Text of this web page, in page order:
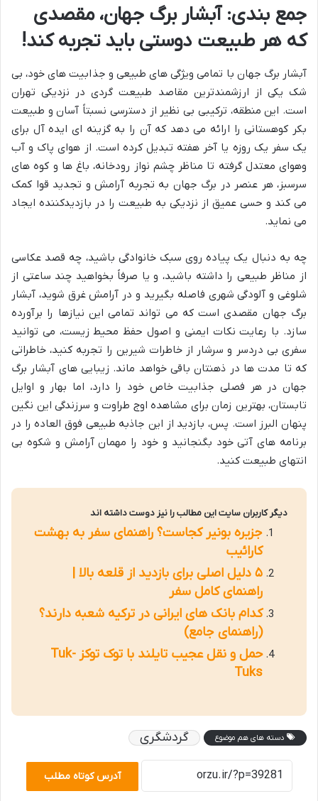
جمع بندی: آبشار برگ جهان، مقصدی
که هر طبیعت دوستی باید تجربه کند!
آبشار برگ جهان با تمامی ویژگی های طبیعی و جذابیت های خود، بی
شک یکی از ارزشمندترین مقاصد طبیعت گردی در نزدیکی تهران
است. این منطقه، ترکیبی بی نظیر از دسترسی نسبتاً آسان و طبیعت
بکر کوهستانی را ارائه می دهد که آن را به گزینه ای ایده آل برای
یک سفر یک روزه یا آخر هفته تبدیل کرده است. از هوای پاک و آب
وهوای معتدل گرفته تا مناظر چشم نواز رودخانه، باغ ها و کوه های
سرسبز، هر عنصر در برگ جهان به تجربه آرامش و تجدید قوا کمک
می کند و حسی عمیق از نزدیکی به طبیعت را در بازدیدکننده ایجاد
می نماید.
چه به دنبال یک پیاده روی سبک خانوادگی باشید، چه قصد عکاسی
از مناظر طبیعی را داشته باشید، و یا صرفاً بخواهید چند ساعتی از
شلوغی و آلودگی شهری فاصله بگیرید و در آرامش غرق شوید، آبشار
برگ جهان مقصدی است که می تواند تمامی این نیازها را برآورده
سازد. با رعایت نکات ایمنی و اصول حفظ محیط زیست، می توانید
سفری بی دردسر و سرشار از خاطرات شیرین را تجربه کنید، خاطراتی
که تا مدت ها در ذهنتان باقی خواهد ماند. زیبایی های آبشار برگ
جهان در هر فصلی جذابیت خاص خود را دارد، اما بهار و اوایل
تابستان، بهترین زمان برای مشاهده اوج طراوت و سرزندگی این نگین
پنهان البرز است. پس، بازدید از این جاذبه طبیعی فوق العاده را در
برنامه های آتی خود بگنجانید و خود را مهمان آرامش و شکوه بی
انتهای طبیعت کنید.
دیگر کاربران سایت این مطالب را نیز دوست داشته اند
جزیره بونیر کجاست؟ راهنمای سفر به بهشت
کارائیب
۵ دلیل اصلی برای بازدید از قلعه بالا |
راهنمای کامل سفر
کدام بانک های ایرانی در ترکیه شعبه دارند؟
(راهنمای جامع)
حمل و نقل عجیب تایلند با توک توکز Tuk-
Tuks
دسته های هم موضوع گردشگری
آدرس کوتاه مطلب